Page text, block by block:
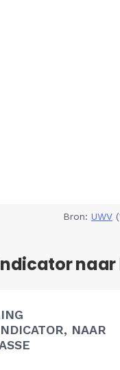
Bron: UWV
naar
NAAR